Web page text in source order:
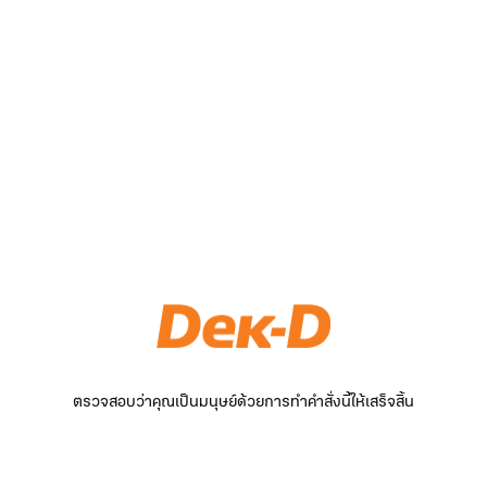
ตรวจสอบว่าคุณเป็นมนุษย์ด้วยการทำคำสั่งนี้ให้เสร็จสิ้น